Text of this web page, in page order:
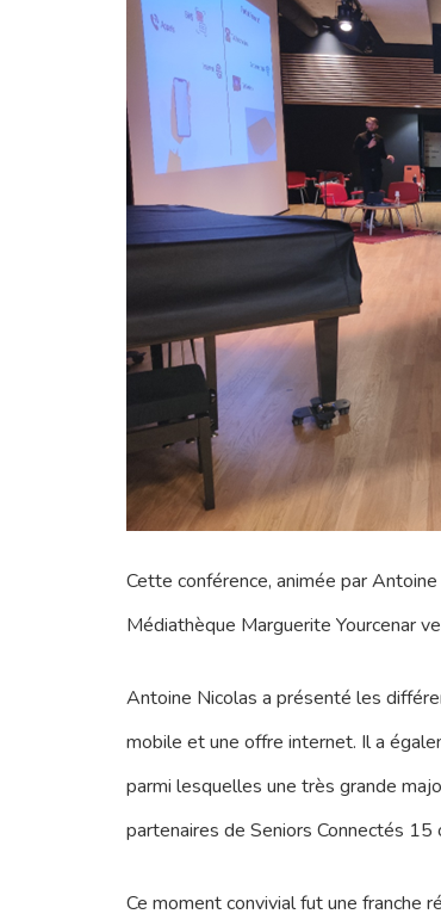
Cette conférence, animée par
Médiathèque Marguerite Yourcenar
Antoine Nicolas a présenté les
mobile et une offre internet. Il a
parmi lesquelles une très grande
partenaires de Seniors Connectés
Ce moment convivial fut une franche